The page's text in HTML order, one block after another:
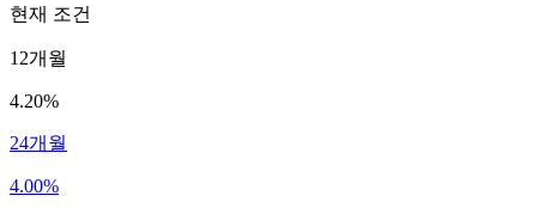
현재 조건
12개월
4.20%
24개월
4.00%